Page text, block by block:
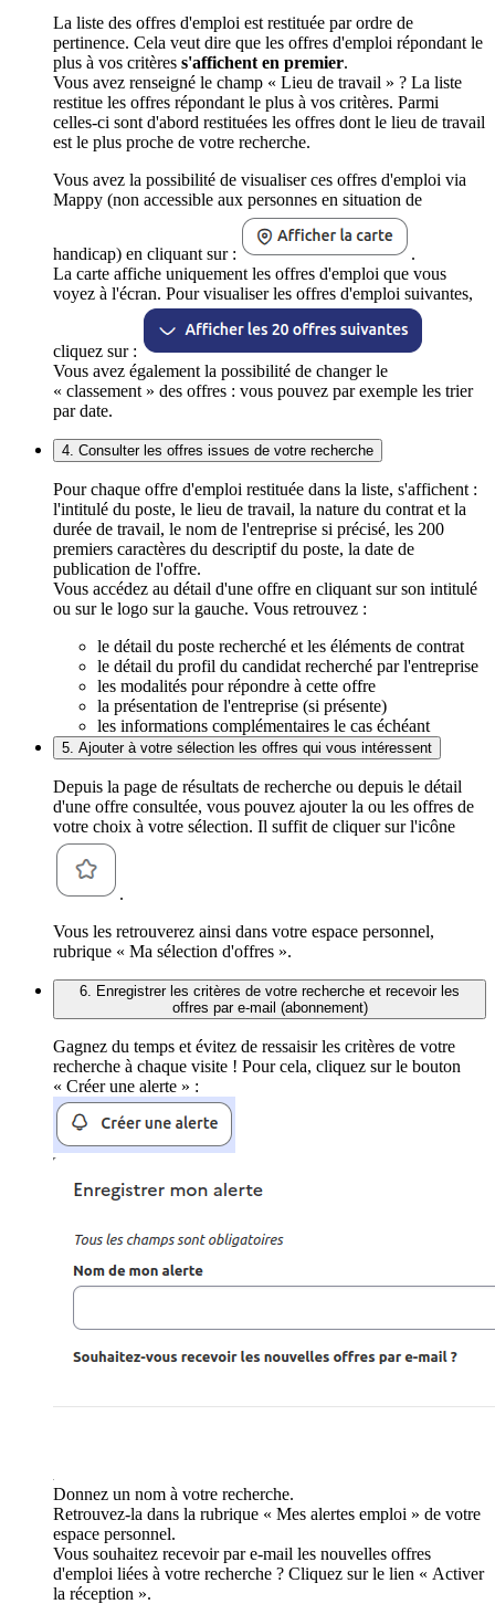
La liste des offres d'emploi est restituée par ordre de
pertinence. Cela veut dire que les offres d'emploi répondant le
plus à vos critères s'affichent en premier.
Vous avez renseigné le champ « Lieu de travail » ? La liste
restitue les offres répondant le plus à vos critères. Parmi
celles-ci sont d'abord restituées les offres dont le lieu de travail
est le plus proche de votre recherche.
Vous avez la possibilité de visualiser ces offres d'emploi via
Mappy (non accessible aux personnes en situation de
handicap) en cliquant sur :
.
La carte affiche uniquement les offres d'emploi que vous
voyez à l'écran. Pour visualiser les offres d'emploi suivantes,
cliquez sur :
Vous avez également la possibilité de changer le
« classement » des offres : vous pouvez par exemple les trier
par date.
4. Consulter les offres issues de votre recherche
Pour chaque offre d'emploi restituée dans la liste, s'affichent :
l'intitulé du poste, le lieu de travail, la nature du contrat et la
durée de travail, le nom de l'entreprise si précisé, les 200
premiers caractères du descriptif du poste, la date de
publication de l'offre.
Vous accédez au détail d'une offre en cliquant sur son intitulé
ou sur le logo sur la gauche. Vous retrouvez :
le détail du poste recherché et les éléments de contrat
le détail du profil du candidat recherché par l'entreprise
les modalités pour répondre à cette offre
la présentation de l'entreprise (si présente)
les informations complémentaires le cas échéant
5. Ajouter à votre sélection les offres qui vous intéressent
Depuis la page de résultats de recherche ou depuis le détail
d'une offre consultée, vous pouvez ajouter la ou les offres de
votre choix à votre sélection. Il suffit de cliquer sur l'icône
.
Vous les retrouverez ainsi dans votre espace personnel,
rubrique « Ma sélection d'offres ».
6. Enregistrer les critères de votre recherche et recevoir les
offres par e-mail (abonnement)
Gagnez du temps et évitez de ressaisir les critères de votre
recherche à chaque visite ! Pour cela, cliquez sur le bouton
« Créer une alerte » :
Donnez un nom à votre recherche.
Retrouvez-la dans la rubrique « Mes alertes emploi » de votre
espace personnel.
Vous souhaitez recevoir par e-mail les nouvelles offres
d'emploi liées à votre recherche ? Cliquez sur le lien « Activer
la réception ».